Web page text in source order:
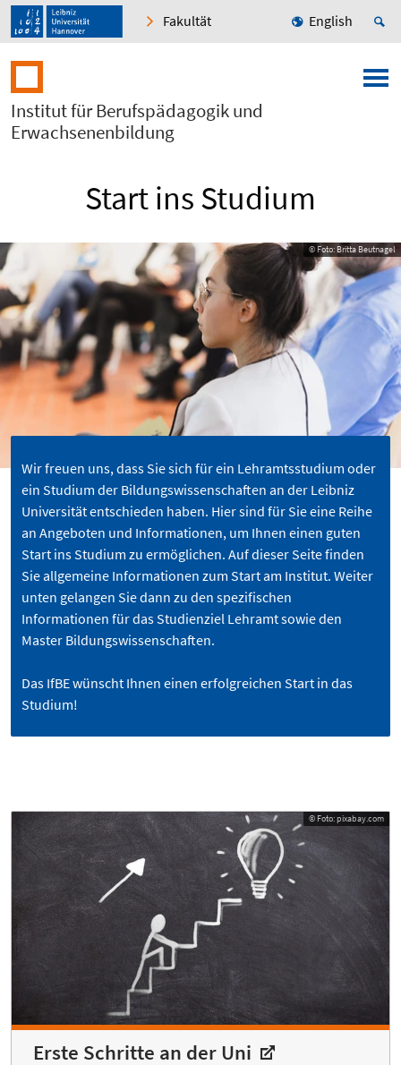
Fakultät English
Institut für Berufspädagogik und
Erwachsenenbildung
Start ins Studium
© Foto: Britta Beutnagel
Wir freuen uns, dass Sie sich für ein Lehramtsstudium oder
ein Studium der Bildungswissenschaften an der Leibniz
Universität entschieden haben. Hier sind für Sie eine Reihe
an Angeboten und Informationen, um Ihnen einen guten
Start ins Studium zu ermöglichen. Auf dieser Seite finden
Sie allgemeine Informationen zum Start am Institut. Weiter
unten gelangen Sie dann zu den spezifischen
Informationen für das Studienziel Lehramt sowie den
Master Bildungswissenschaften.
Das IfBE wünscht Ihnen einen erfolgreichen Start in das
Studium!
© Foto: pixabay.com
Erste Schritte an der Uni